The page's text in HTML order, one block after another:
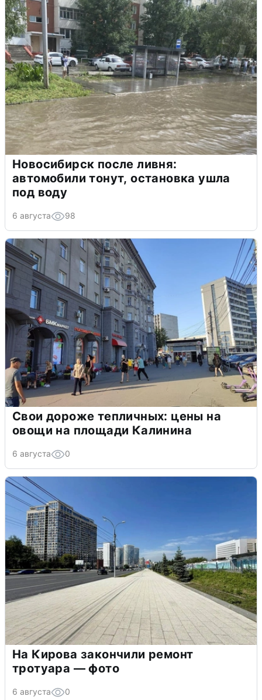
Новосибирск после ливня:
автомобили тонут, остановка ушла
под воду
6 августа 98
Свои дороже тепличных: цены на
овощи на площади Калинина
6 августа 0
На Кирова закончили ремонт
тротуара — фото
6 августа 0